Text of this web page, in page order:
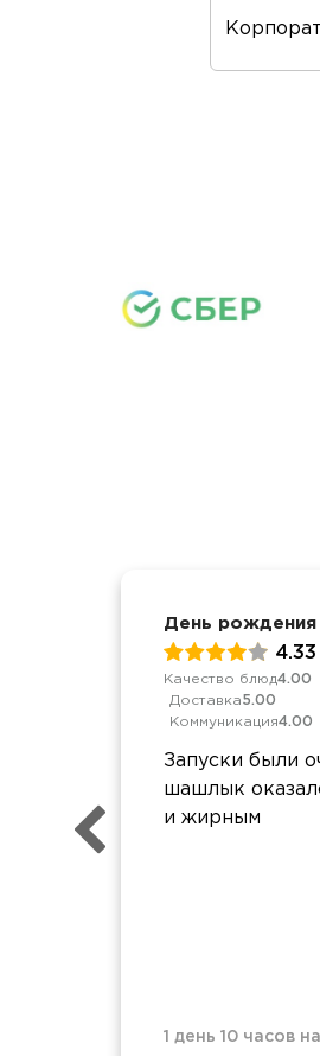
Повод
День рождения
4.33
Качество блюд4.00
Доставка5.00
Коммуникация4.00
Запуски были
шашлык
и жирным
1 день 10 часов